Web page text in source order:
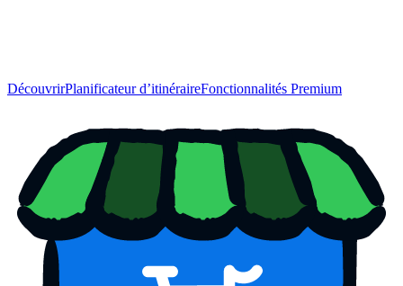
DécouvrirPlanificateur d’itinéraireFonctionnalités Premium